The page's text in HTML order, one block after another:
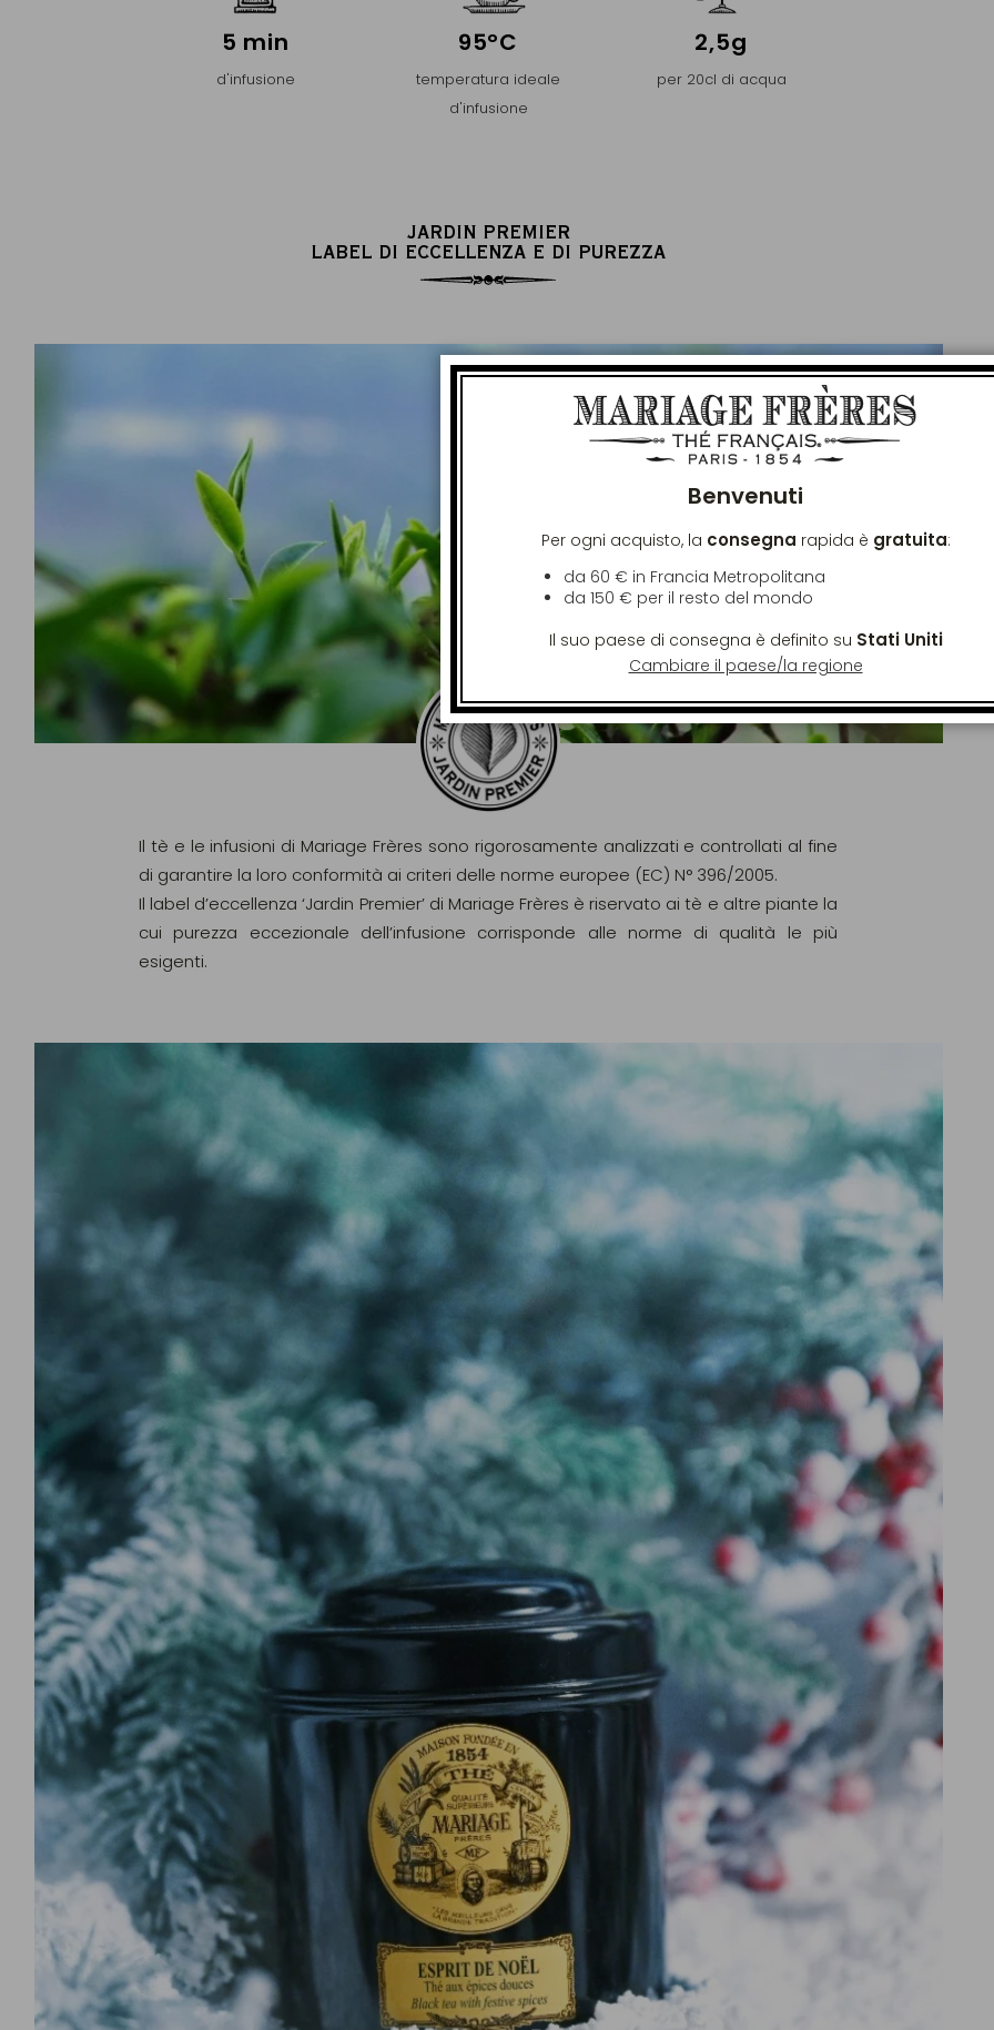
5 min
d'infusione
95°C
temperatura ideale
d'infusione
2,5g
per 20cl di acqua
JARDIN PREMIER
LABEL DI ECCELLENZA E DI PUREZZA
Il tè e le infusioni di Mariage Frères sono rigorosamente analizzati e controllati al fine
di garantire la loro conformità ai criteri delle norme europee (EC) N° 396/2005.
Il label d’eccellenza ‘Jardin Premier’ di Mariage Frères è riservato ai tè e altre piante la
cui purezza eccezionale dell’infusione corrisponde alle norme di qualità le più
esigenti.
Benvenuti
Per ogni acquisto, la consegna rapida è gratuita:
da 60 € in Francia Metropolitana
da 150 € per il resto del mondo
Il suo paese di consegna è definito su Stati Uniti
Cambiare il paese/la regione